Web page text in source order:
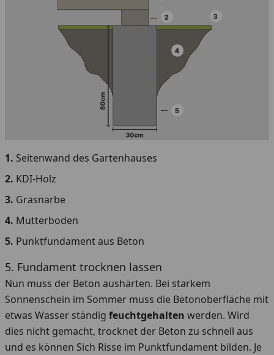
1. Seitenwand des Gartenhauses
2. KDI-Holz
3. Grasnarbe
4. Mutterboden
5. Punktfundament aus Beton
5. Fundament trocknen lassen
Nun muss der Beton aushärten. Bei starkem
Sonnenschein im Sommer muss die Betonoberfläche mit
etwas Wasser ständig feuchtgehalten werden. Wird
dies nicht gemacht, trocknet der Beton zu schnell aus
und es können Sich Risse im Punktfundament bilden. Je